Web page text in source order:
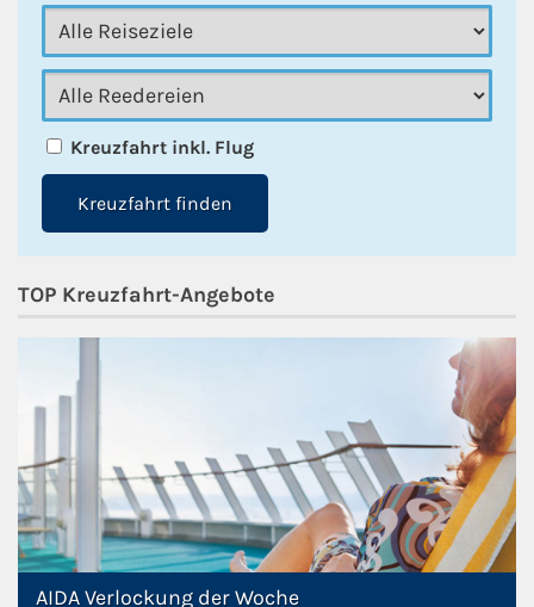
Kreuzfahrt inkl. Flug
Kreuzfahrt finden
TOP Kreuzfahrt-Angebote
AIDA Verlockung der Woche